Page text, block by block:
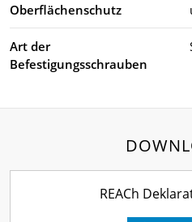
Oberflächenschutz
Art der
Befestigungsschrauben
REACh